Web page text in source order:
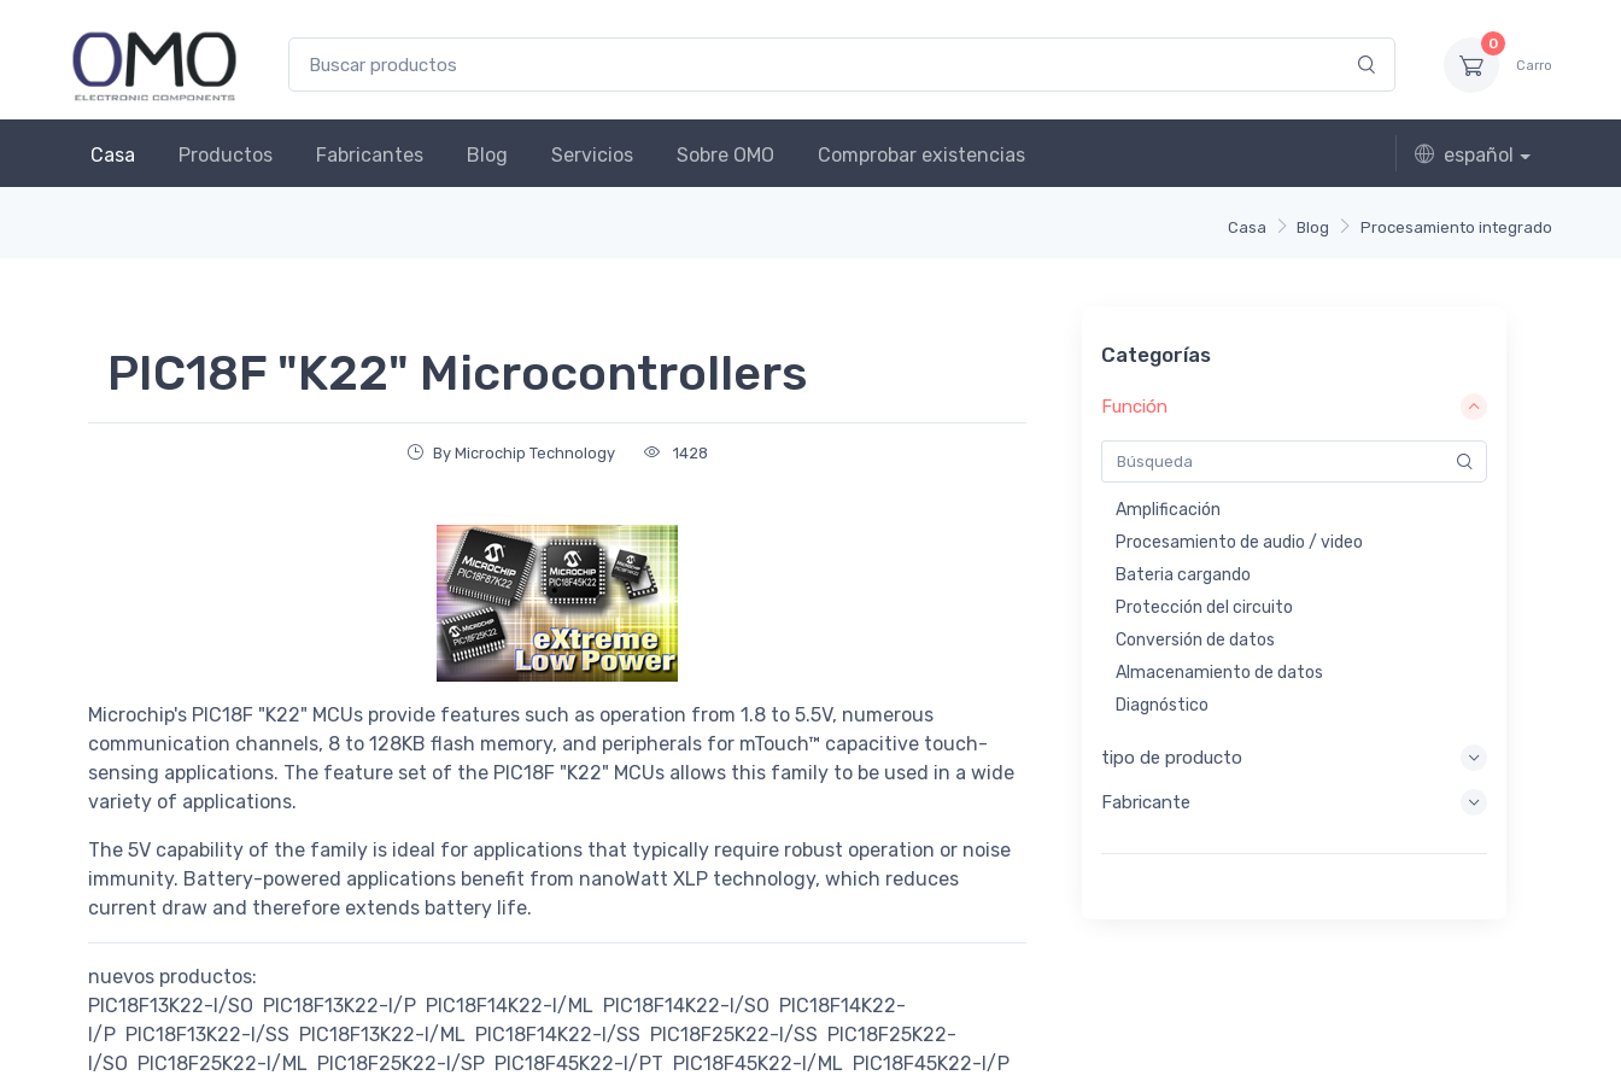
0
Carro
Casa Productos Fabricantes Blog Servicios Sobre OMO Comprobar existencias español
Casa Blog Procesamiento integrado
PIC18F "K22" Microcontrollers
By Microchip Technology 1428
Microchip's PIC18F "K22" MCUs provide features such as operation from 1.8 to 5.5V, numerous
communication channels, 8 to 128KB flash memory, and peripherals for mTouch™ capacitive touch-
sensing applications. The feature set of the PIC18F "K22" MCUs allows this family to be used in a wide
variety of applications.
The 5V capability of the family is ideal for applications that typically require robust operation or noise
immunity. Battery-powered applications benefit from nanoWatt XLP technology, which reduces
current draw and therefore extends battery life.
nuevos productos:
PIC18F13K22-I/SO PIC18F13K22-I/P PIC18F14K22-I/ML PIC18F14K22-I/SO PIC18F14K22-
I/P PIC18F13K22-I/SS PIC18F13K22-I/ML PIC18F14K22-I/SS PIC18F25K22-I/SS PIC18F25K22-
I/SO PIC18F25K22-I/ML PIC18F25K22-I/SP PIC18F45K22-I/PT PIC18F45K22-I/ML PIC18F45K22-I/P
Categorías
Función
Amplificación
Procesamiento de audio / video
Bateria cargando
Protección del circuito
Conversión de datos
Almacenamiento de datos
Diagnóstico
Procesamiento integrado
Recolección de energía
tipo de producto
Fabricante